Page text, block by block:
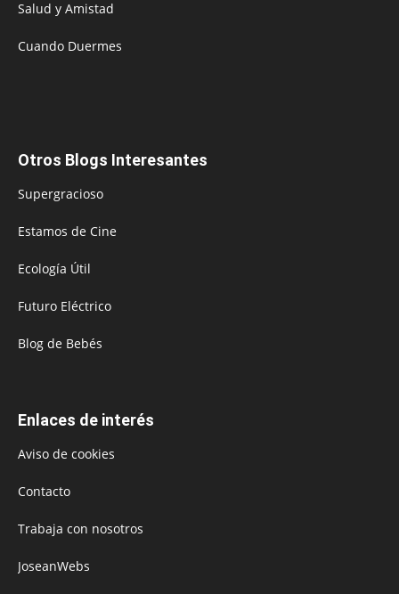
Salud y Amistad
Cuando Duermes
Otros Blogs Interesantes
Supergracioso
Estamos de Cine
Ecología Útil
Futuro Eléctrico
Blog de Bebés
Enlaces de interés
Aviso de cookies
Contacto
Trabaja con nosotros
JoseanWebs